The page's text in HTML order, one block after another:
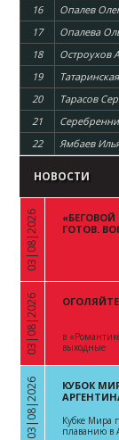
16
Опалев
17
Опалева
18
Остроухов
19
20
Тарасов
21
22
Ямбаев
НОВОСТИ
«
03|08|2026
ГОТОВ.
«
03|08|2026
в
выходные
«
03|08|2026
КУБОК
Кубке Мира
плаванию в